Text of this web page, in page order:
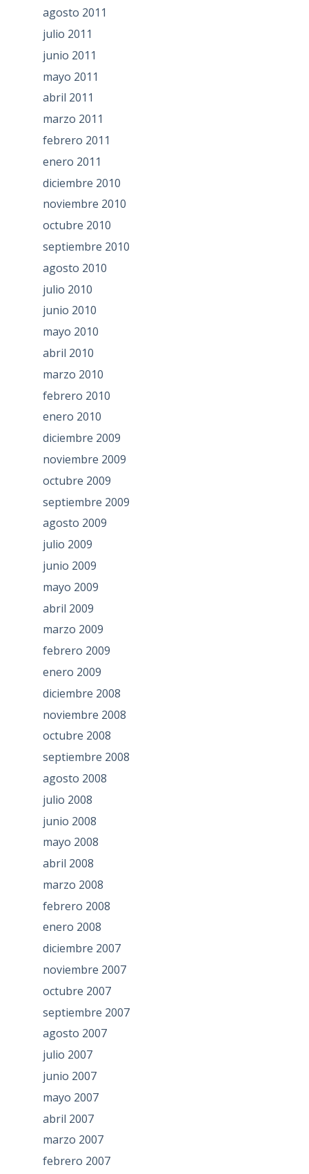
agosto 2011
julio 2011
junio 2011
mayo 2011
abril 2011
marzo 2011
febrero 2011
enero 2011
diciembre 2010
noviembre 2010
octubre 2010
septiembre 2010
agosto 2010
julio 2010
junio 2010
mayo 2010
abril 2010
marzo 2010
febrero 2010
enero 2010
diciembre 2009
noviembre 2009
octubre 2009
septiembre 2009
agosto 2009
julio 2009
junio 2009
mayo 2009
abril 2009
marzo 2009
febrero 2009
enero 2009
diciembre 2008
noviembre 2008
octubre 2008
septiembre 2008
agosto 2008
julio 2008
junio 2008
mayo 2008
abril 2008
marzo 2008
febrero 2008
enero 2008
diciembre 2007
noviembre 2007
octubre 2007
septiembre 2007
agosto 2007
julio 2007
junio 2007
mayo 2007
abril 2007
marzo 2007
febrero 2007